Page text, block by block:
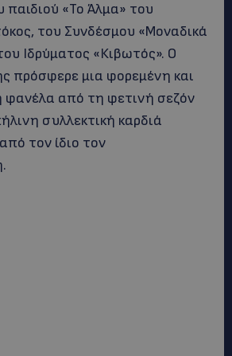
παιδιού «Το Άλμα» του
του Συνδέσμου «Μοναδικά
Ιδρύματος «Κιβωτός». Ο
πρόσφερε μια φορεμένη και
φανέλα από τη φετινή σεζόν
συλλεκτική καρδιά
τον ίδιο τον